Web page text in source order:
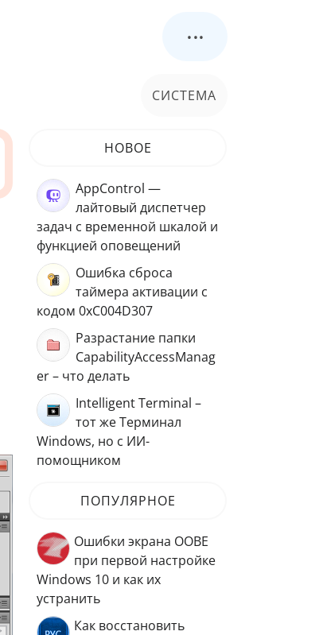
...
СИСТЕМА
НОВОЕ
AppControl —
лайтовый диспетчер
задач с временной шкалой и
функцией оповещений
Ошибка сброса
таймера активации с
кодом 0xC004D307
Разрастание папки
CapabilityAccessManag
er – что делать
Intelligent Terminal –
тот же Терминал
Windows, но с ИИ-
помощником
ПОПУЛЯРНОЕ
Ошибки экрана OOBE
при первой настройке
Windows 10 и как их
устранить
Как восстановить